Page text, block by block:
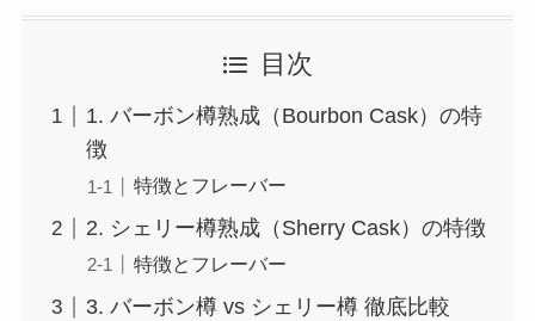
目次
1. バーボン樽熟成（Bourbon Cask）の特
徴
特徴とフレーバー
2. シェリー樽熟成（Sherry Cask）の特徴
特徴とフレーバー
3. バーボン樽 vs シェリー樽 徹底比較